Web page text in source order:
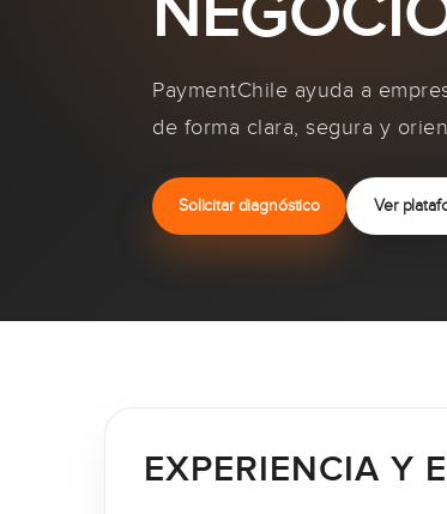
PaymentChile ayuda a
de forma clara, segura y
Solicitar diagnóstico Ver
EXPERIENCIA Y